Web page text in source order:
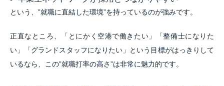
という、”就職に直結した環境”を持っているのが強みです。
正直なところ、「とにかく空港で働きたい」「整備士になりた
い」「グランドスタッフになりたい」という目標がはっきりして
いるなら、この”就職打率の高さ”は非常に魅力的です。